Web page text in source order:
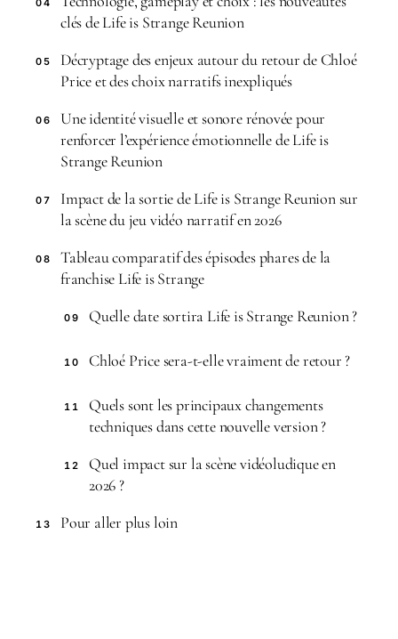
04
clés de Life is Strange Reunion
05
Décryptage des enjeux autour du retour de Chloé
Price et des choix narratifs inexpliqués
06
Une identité visuelle et sonore rénovée pour
renforcer l’expérience émotionnelle de Life is
Strange Reunion
07
Impact de la sortie de Life is Strange Reunion sur
la scène du jeu vidéo narratif en 2026
08
Tableau comparatif des épisodes phares de la
franchise Life is Strange
09 Quelle date sortira Life is Strange Reunion ?
10 Chloé Price sera-t-elle vraiment de retour ?
11
Quels sont les principaux changements
techniques dans cette nouvelle version ?
12
Quel impact sur la scène vidéoludique en
2026 ?
13 Pour aller plus loin